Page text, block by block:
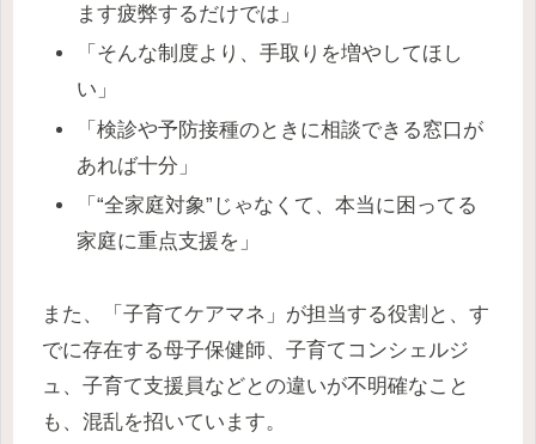
ます疲弊するだけでは」
「そんな制度より、手取りを増やしてほし
い」
「検診や予防接種のときに相談できる窓口が
あれば十分」
「“全家庭対象”じゃなくて、本当に困ってる
家庭に重点支援を」
また、「子育てケアマネ」が担当する役割と、す
でに存在する母子保健師、子育てコンシェルジ
ュ、子育て支援員などとの違いが不明確なこと
も、混乱を招いています。